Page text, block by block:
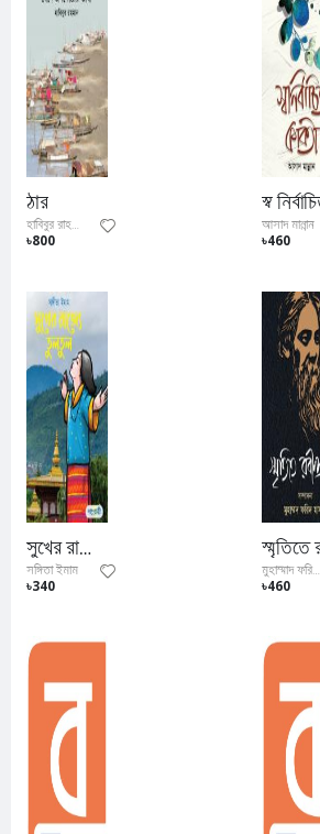
ঠার
হাবিবুর রাহমান
৳800
আসাদ মান্নান
৳460
সুখের রাজ্যে তুলতুল
সঙ্গিতা ইমাম
৳340
মুহাম্মাদ ফরিদ হাসান
৳460